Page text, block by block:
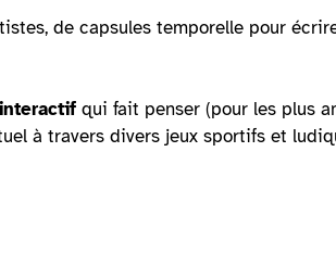
de capsules temporelle pour
qui fait penser (pour les plus
à travers divers jeux sportifs et